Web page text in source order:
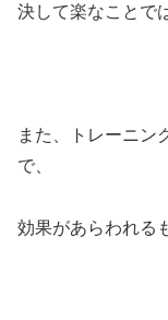
決して楽なことで
また、トレーニン
で、
効果があらわれる